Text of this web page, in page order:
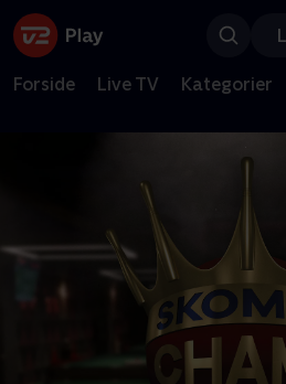
Forside Live TV Kategorier